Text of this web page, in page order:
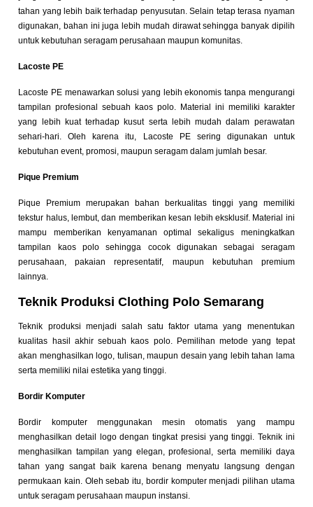
tahan yang lebih baik terhadap penyusutan. Selain tetap terasa nyaman
digunakan, bahan ini juga lebih mudah dirawat sehingga banyak dipilih
untuk kebutuhan seragam perusahaan maupun komunitas.
Lacoste PE
Lacoste PE menawarkan solusi yang lebih ekonomis tanpa mengurangi
tampilan profesional sebuah kaos polo. Material ini memiliki karakter
yang lebih kuat terhadap kusut serta lebih mudah dalam perawatan
sehari-hari. Oleh karena itu, Lacoste PE sering digunakan untuk
kebutuhan event, promosi, maupun seragam dalam jumlah besar.
Pique Premium
Pique Premium merupakan bahan berkualitas tinggi yang memiliki
tekstur halus, lembut, dan memberikan kesan lebih eksklusif. Material ini
mampu memberikan kenyamanan optimal sekaligus meningkatkan
tampilan kaos polo sehingga cocok digunakan sebagai seragam
perusahaan, pakaian representatif, maupun kebutuhan premium
lainnya.
Teknik Produksi Clothing Polo Semarang
Teknik produksi menjadi salah satu faktor utama yang menentukan
kualitas hasil akhir sebuah kaos polo. Pemilihan metode yang tepat
akan menghasilkan logo, tulisan, maupun desain yang lebih tahan lama
serta memiliki nilai estetika yang tinggi.
Bordir Komputer
Bordir komputer menggunakan mesin otomatis yang mampu
menghasilkan detail logo dengan tingkat presisi yang tinggi. Teknik ini
menghasilkan tampilan yang elegan, profesional, serta memiliki daya
tahan yang sangat baik karena benang menyatu langsung dengan
permukaan kain. Oleh sebab itu, bordir komputer menjadi pilihan utama
untuk seragam perusahaan maupun instansi.